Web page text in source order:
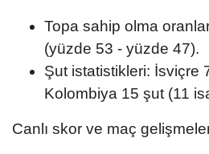
Topa sahip olma
(yüzde 53 - yüzde 47).
Şut istatistikleri: İsviçre
Kolombiya 15 şut (11
Canlı skor ve maç